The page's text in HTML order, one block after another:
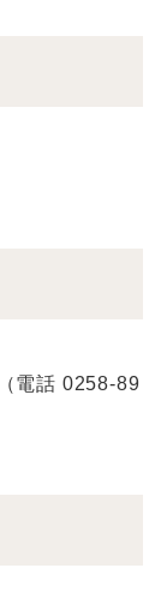
電話 0258-89